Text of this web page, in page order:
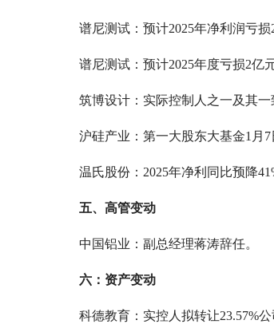
谱尼测试：预计2025年净利润亏损
谱尼测试：预计2025年度亏损2亿
筑博设计：实际控制人之一及其一
沪硅产业：第一大股东大基金1月7
温氏股份：2025年净利同比预降
五、高管变动
中国铝业：副总经理蒋涛辞任。
六：资产变动
科德教育：实控人拟转让23.57%